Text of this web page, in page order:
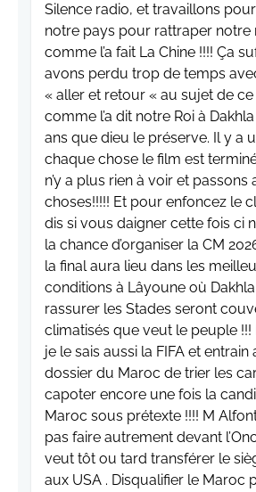
Silence radio, et travaillons
notre pays pour rattraper notre
comme l’a fait La Chine !!!! Ça
avons perdu trop de temps
« aller et retour « au sujet de
comme l’a dit notre Roi à
ans que dieu le préserve. Il y a
chaque chose le film est
n’y a plus rien à voir et passons
choses!!!!! Et pour enfoncez le
dis si vous daigner cette fois ci
la chance d’organiser la CM
la final aura lieu dans les
conditions à Lâyoune où
rassurer les Stades seront
climatisés que veut le peuple
je le sais aussi la FIFA et
dossier du Maroc de trier les
capoter encore une fois la
Maroc sous prétexte !!!! M
pas faire autrement devant
veut tôt ou tard transférer le
aux USA . Disqualifier le Maroc